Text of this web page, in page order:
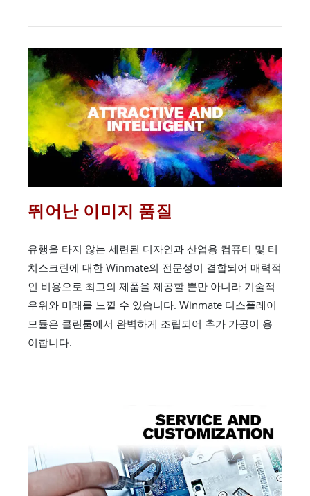
뛰어난 이미지 품질
유행을 타지 않는 세련된 디자인과 산업용 컴퓨터 및 터
치스크린에 대한 Winmate의 전문성이 결합되어 매력적
인 비용으로 최고의 제품을 제공할 뿐만 아니라 기술적
우위와 미래를 느낄 수 있습니다. Winmate 디스플레이
모듈은 클린룸에서 완벽하게 조립되어 추가 가공이 용
이합니다.